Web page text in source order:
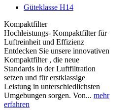
Güteklasse H14
Kompaktfilter
Hochleistungs- Kompaktfilter für
Luftreinheit und Effizienz
Entdecken Sie unsere innovativen
Kompaktfilter , die neue
Standards in der Luftfiltration
setzen und für erstklassige
Leistung in unterschiedlichsten
Umgebungen sorgen. Von... mehr
erfahren